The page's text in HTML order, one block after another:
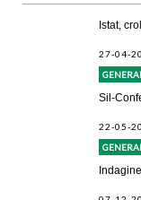
Istat,
27-04-
Sil-
22-05-